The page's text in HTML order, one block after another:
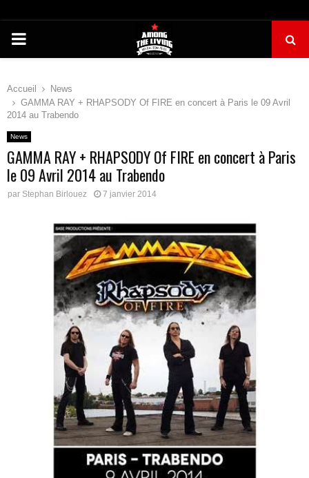
PRIMARY
Accueil
News
GAMMA RAY + RHAPSODY Of FIRE en concert à Paris le 09 Avril
2014 au Trabendo
News
GAMMA RAY + RHAPSODY Of FIRE en concert à Paris
le 09 Avril 2014 au Trabendo
par Stephan Birlouez 7 janvier 2014